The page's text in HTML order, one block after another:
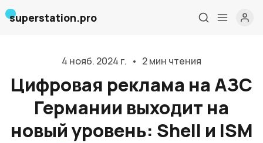
superstation.pro
4 нояб. 2024 г. • 2 мин чтения
Цифровая реклама на АЗС
Германии выходит на
новый уровень: Shell и ISM